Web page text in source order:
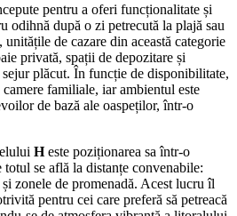
pentru a oferi funcționalitate și
odihnă după o zi petrecută la plajă sau
de cazare din această categorie
privată, spații de depozitare și
plăcut. În funcție de disponibilitate,
familiale, iar ambientul este
de bază ale oaspeților, într-o
Heste poziționarea sa într-o
totul se află la distanțe convenabile:
zonele de promenadă. Acest lucru îl
pentru cei care preferă să petreacă